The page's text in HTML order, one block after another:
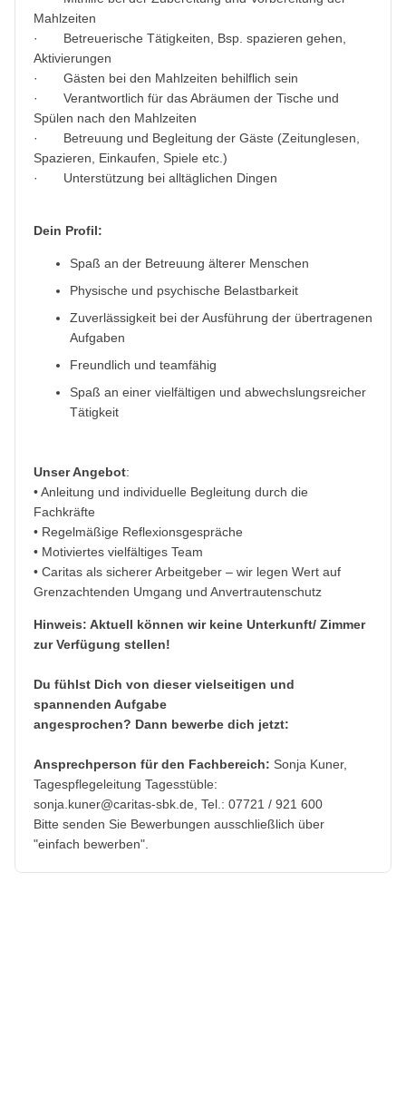
Mahlzeiten
· Betreuerische Tätigkeiten, Bsp. spazieren gehen,
Aktivierungen
· Gästen bei den Mahlzeiten behilflich sein
· Verantwortlich für das Abräumen der Tische und
Spülen nach den Mahlzeiten
· Betreuung und Begleitung der Gäste (Zeitunglesen,
Spazieren, Einkaufen, Spiele etc.)
· Unterstützung bei alltäglichen Dingen
Dein Profil:
Spaß an der Betreuung älterer Menschen
Physische und psychische Belastbarkeit
Zuverlässigkeit bei der Ausführung der übertragenen
Aufgaben
Freundlich und teamfähig
Spaß an einer vielfältigen und abwechslungsreicher
Tätigkeit
Unser Angebot:
• Anleitung und individuelle Begleitung durch die
Fachkräfte
• Regelmäßige Reflexionsgespräche
• Motiviertes vielfältiges Team
• Caritas als sicherer Arbeitgeber – wir legen Wert auf
Grenzachtenden Umgang und Anvertrautenschutz
Hinweis: Aktuell können wir keine Unterkunft/ Zimmer
zur Verfügung stellen!
Du fühlst Dich von dieser vielseitigen und
spannenden Aufgabe
angesprochen? Dann bewerbe dich jetzt:
Ansprechperson für den Fachbereich: Sonja Kuner,
Tagespflegeleitung Tagesstüble:
sonja.kuner@caritas-sbk.de, Tel.: 07721 / 921 600
Bitte senden Sie Bewerbungen ausschließlich über
"einfach bewerben".